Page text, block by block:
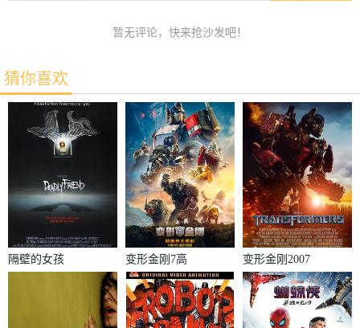
暂无评论，快来抢沙发吧！
猜你喜欢
隔壁的女孩
变形金刚7高
清无删减版
变形金刚2007